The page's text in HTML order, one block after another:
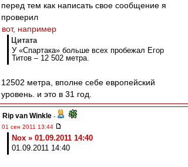
перед тем как написать свое сообщение я
проверил
вот, например
Цитата
У «Спартака» больше всех пробежал Егор
Титов – 12 502 метра.
12502 метра, вполне себе европейский
уровень. и это в 31 год.
Rip van Winkle -
01 сен 2011 13:44
Nox » 01.09.2011 14:40
01.09.2011 14:40